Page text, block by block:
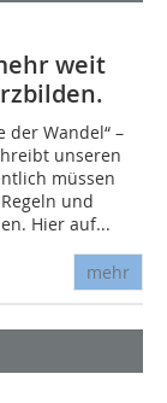
weit
der Wandel“ –
unseren
müssen
und
Hier auf...
mehr